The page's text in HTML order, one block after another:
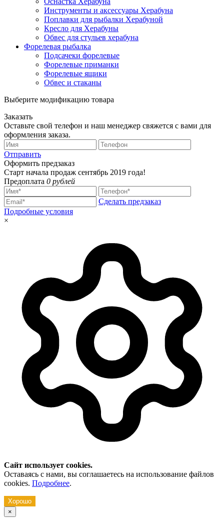
Инструменты и аксессуары Херабуна
Поплавки для рыбалки Херабуной
Кресло для Херабуны
Обвес для стульев херабуна
Форелевая рыбалка
Подсачеки форелевые
Форелевые приманки
Форелевые ящики
Обвес и стаканы
Выберите модификацию товара
Заказать
Оставьте свой телефон и наш менеджер свяжется с вами для
оформления заказа.
Отправить
Оформить предзаказ
Старт начала продаж сентябрь 2019 года!
Предоплата 0 рублей
Сделать предзаказ
Подробные условия
×
Сайт использует cookies.
Оставаясь с нами, вы соглашаетесь на использование файлов
cookies. Подробнее.
Хорошо
×